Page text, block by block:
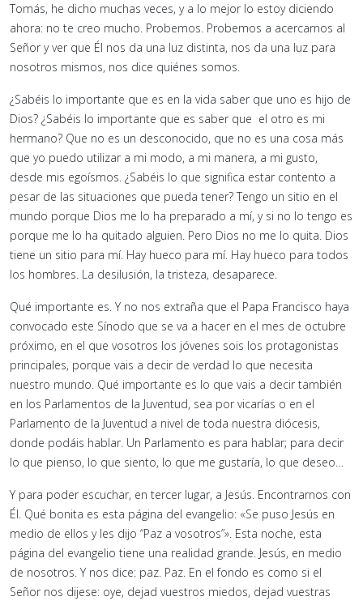
Tomás, he dicho muchas veces, y a lo mejor lo estoy diciendo
ahora: no te creo mucho. Probemos. Probemos a acercarnos al
Señor y ver que Él nos da una luz distinta, nos da una luz para
nosotros mismos, nos dice quiénes somos.
¿Sabéis lo importante que es en la vida saber que uno es hijo de
Dios? ¿Sabéis lo importante que es saber que el otro es mi
hermano? Que no es un desconocido, que no es una cosa más
que yo puedo utilizar a mi modo, a mi manera, a mi gusto,
desde mis egoísmos. ¿Sabéis lo que significa estar contento a
pesar de las situaciones que pueda tener? Tengo un sitio en el
mundo porque Dios me lo ha preparado a mí, y si no lo tengo es
porque me lo ha quitado alguien. Pero Dios no me lo quita. Dios
tiene un sitio para mí. Hay hueco para mí. Hay hueco para todos
los hombres. La desilusión, la tristeza, desaparece.
Qué importante es. Y no nos extraña que el Papa Francisco haya
convocado este Sínodo que se va a hacer en el mes de octubre
próximo, en el que vosotros los jóvenes sois los protagonistas
principales, porque vais a decir de verdad lo que necesita
nuestro mundo. Qué importante es lo que vais a decir también
en los Parlamentos de la Juventud, sea por vicarías o en el
Parlamento de la Juventud a nivel de toda nuestra diócesis,
donde podáis hablar. Un Parlamento es para hablar; para decir
lo que pienso, lo que siento, lo que me gustaría, lo que deseo…
Y para poder escuchar, en tercer lugar, a Jesús. Encontrarnos con
Él. Qué bonita es esta página del evangelio: «Se puso Jesús en
medio de ellos y les dijo “Paz a vosotros”». Esta noche, esta
página del evangelio tiene una realidad grande. Jesús, en medio
de nosotros. Y nos dice: paz. Paz. En el fondo es como si el
Señor nos dijese: oye, dejad vuestros miedos, dejad vuestras